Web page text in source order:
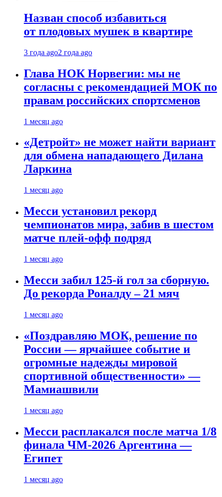
Назван способ избавиться
от плодовых мушек в квартире
3 года ago2 года ago
Глава НОК Норвегии: мы не
согласны с рекомендацией МОК по
правам российских спортсменов
1 месяц ago
«Детройт» не может найти вариант
для обмена нападающего Дилана
Ларкина
1 месяц ago
Месси установил рекорд
чемпионатов мира, забив в шестом
матче плей‑офф подряд
1 месяц ago
Месси забил 125-й гол за сборную.
До рекорда Роналду – 21 мяч
1 месяц ago
«Поздравляю МОК, решение по
России — ярчайшее событие и
огромные надежды мировой
спортивной общественности» —
Мамиашвили
1 месяц ago
Месси расплакался после матча 1/8
финала ЧМ-2026 Аргентина —
Египет
1 месяц ago